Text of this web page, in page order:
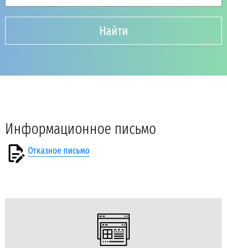
Найти
Информационное письмо
Отказное письмо